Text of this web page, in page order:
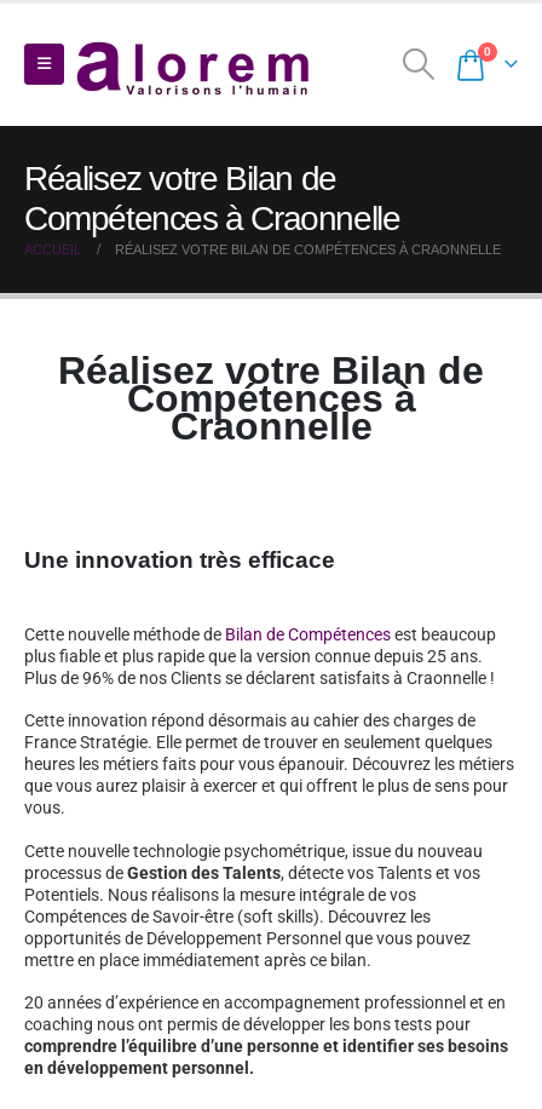
0
Réalisez votre Bilan de
Compétences à Craonnelle
ACCUEIL RÉALISEZ VOTRE BILAN DE COMPÉTENCES À CRAONNELLE
Réalisez votre Bilan de
Compétences à
Craonnelle
Une innovation très efficace
Cette nouvelle méthode de Bilan de Compétencesest beaucoup
plus fiable et plus rapide que la version connue depuis 25 ans.
Plus de 96% de nos Clients se déclarent satisfaits à Craonnelle !
Cette innovation répond désormais au cahier des charges de
France Stratégie. Elle permet de trouver en seulement quelques
heures les métiers faits pour vous épanouir. Découvrez les métiers
que vous aurez plaisir à exercer et qui offrent le plus de sens pour
vous.
Cette nouvelle technologie psychométrique, issue du nouveau
processus deGestion des Talents, détecte vos Talents et vos
Potentiels. Nous réalisons la mesure intégrale de vos
Compétences de Savoir-être (soft skills). Découvrez les
opportunités de Développement Personnel que vous pouvez
mettre en place immédiatement après ce bilan.
20 années d’expérience en accompagnement professionnel et en
coaching nous ont permis de développer les bons tests pour
comprendre l’équilibre d’une personne et identifier ses besoins
en développement personnel.